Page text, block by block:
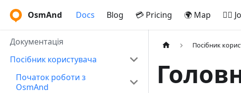
OsmAnd Docs Blog 💳 Pricing 🌍 Map 🚵‍♂️
Документація
Посібник користувача
Початок роботи з
OsmAnd
Посібник